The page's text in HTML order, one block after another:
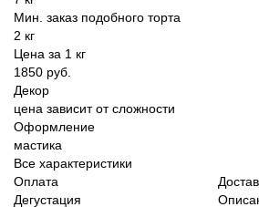
Мин. заказ подобного торта
2 кг
Цена за 1 кг
1850 руб.
Декор
цена зависит от сложности
Оформление
мастика
Все характеристики
Оплата
Дегустация